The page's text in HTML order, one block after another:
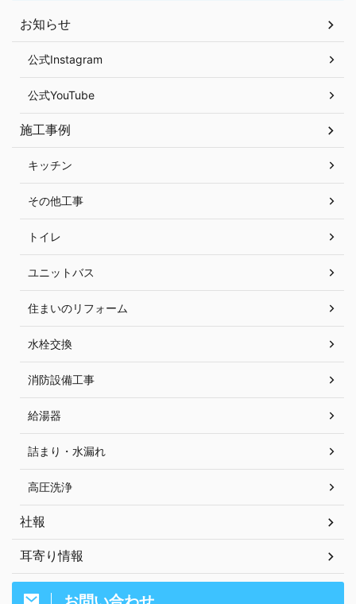
お知らせ
公式Instagram
公式YouTube
施工事例
キッチン
その他工事
トイレ
ユニットバス
住まいのリフォーム
水栓交換
消防設備工事
給湯器
詰まり・水漏れ
高圧洗浄
社報
耳寄り情報